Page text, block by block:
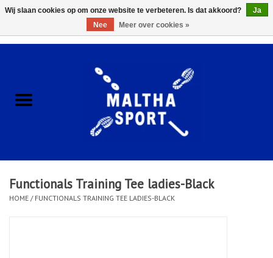
ACCESSOIRES/HARDWARE
KLEDING
CLUBSHOPS
Functionals Training Tee ladies-Black
HOME / FUNCTIONALS TRAINING TEE LADIES-BLACK
Wij slaan cookies op om onze website te verbeteren. Is dat akkoord?
Ja
Nee
Meer over cookies »